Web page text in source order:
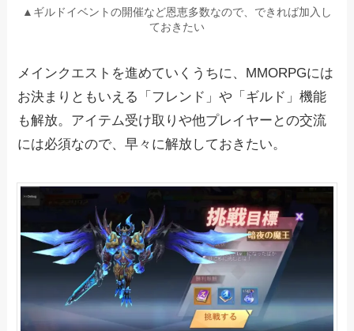
▲ギルドイベントの開催など恩恵多数なので、できれば加入し
ておきたい
メインクエストを進めていくうちに、MMORPGには
お決まりともいえる「フレンド」や「ギルド」機能
も解放。アイテム受け取りや他プレイヤーとの交流
には必須なので、早々に解放しておきたい。